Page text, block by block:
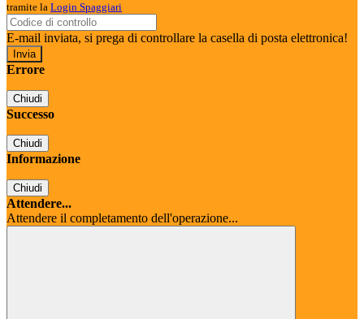
tramite la Login Spaggiari
E-mail inviata, si prega di controllare la casella di posta elettronica!
Errore
Chiudi
Successo
Chiudi
Informazione
Chiudi
Attendere...
Attendere il completamento dell'operazione...